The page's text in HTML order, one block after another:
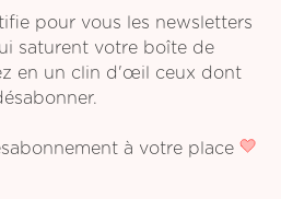
pour vous les newsletters
saturent votre boîte de
en un clin d'œil ceux dont
à votre place